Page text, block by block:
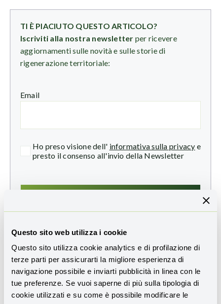
Questo sito web utilizza i cookie
Questo sito utilizza cookie analytics e di profilazione di
terze parti per assicurarti la migliore esperienza di
navigazione possibile e inviarti pubblicità in linea con le
tue preferenze. Se vuoi saperne di più sulla tipologia di
cookie utilizzati e su come è possibile modificare le
TI È PIACIUTO QUESTO ARTICOLO?
Iscriviti alla nostra newsletter per ricevere
aggiornamenti sulle novità e sulle storie di
rigenerazione territoriale:
Email
Ho preso visione dell' informativa sulla privacy e
presto il consenso all'invio della Newsletter
Condividi l'articolo